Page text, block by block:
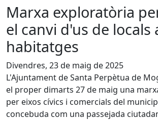
Marxa exploratòria
el canvi d'us de locals
habitatges
Divendres, 23 de maig de 2025
L'Ajuntament de Santa Perpètua de
el proper dimarts 27 de maig una
per eixos cívics i comercials del
concebuda com una passejada